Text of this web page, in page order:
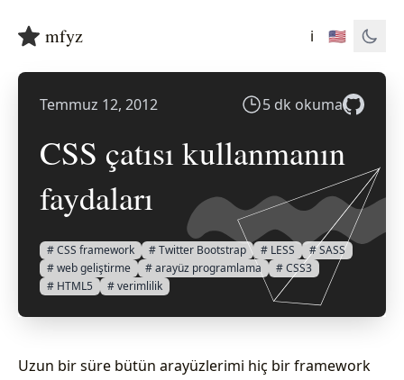
mfyz ℹ️ 🇺🇸
Temmuz 12, 2012 5 dk okuma
CSS çatısı kullanmanın
faydaları
# CSS framework # Twitter Bootstrap # LESS
# SASS
# web geliştirme
# arayüz programlama
# CSS3
# HTML5
# verimlilik
Uzun bir süre bütün arayüzlerimi hiç bir framework